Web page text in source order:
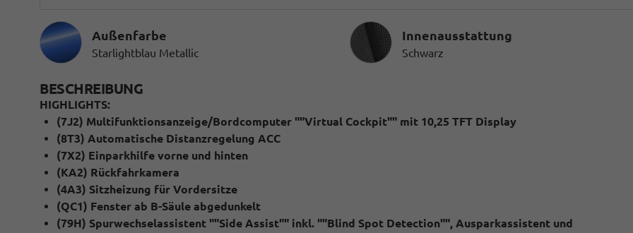
Außenfarbe
Starlightblau Metallic
InnenausstattungInnenausstattung
Schwarz
BESCHREIBUNG
HIGHLIGHTS:
(7J2) Multifunktionsanzeige/Bordcomputer ""Virtual Cockpit"" mit 10,25 TFT Display
(8T3) Automatische Distanzregelung ACC
(7X2) Einparkhilfe vorne und hinten
(KA2) Rückfahrkamera
(4A3) Sitzheizung für Vordersitze
(QC1) Fenster ab B-Säule abgedunkelt
(79H) Spurwechselassistent ""Side Assist"" inkl. ""Blind Spot Detection"", Ausparkassistent und